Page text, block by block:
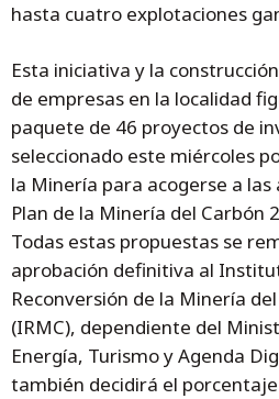
hasta cuatro explotaciones
Esta iniciativa y la
de empresas en la localidad
paquete de 46 proyectos de
seleccionado este miércoles
la Minería para acogerse a las
Plan de la Minería del Carbón
Todas estas propuestas se
aprobación definitiva al
Reconversión de la Minería
(IRMC), dependiente del
Energía, Turismo y Agenda
también decidirá el